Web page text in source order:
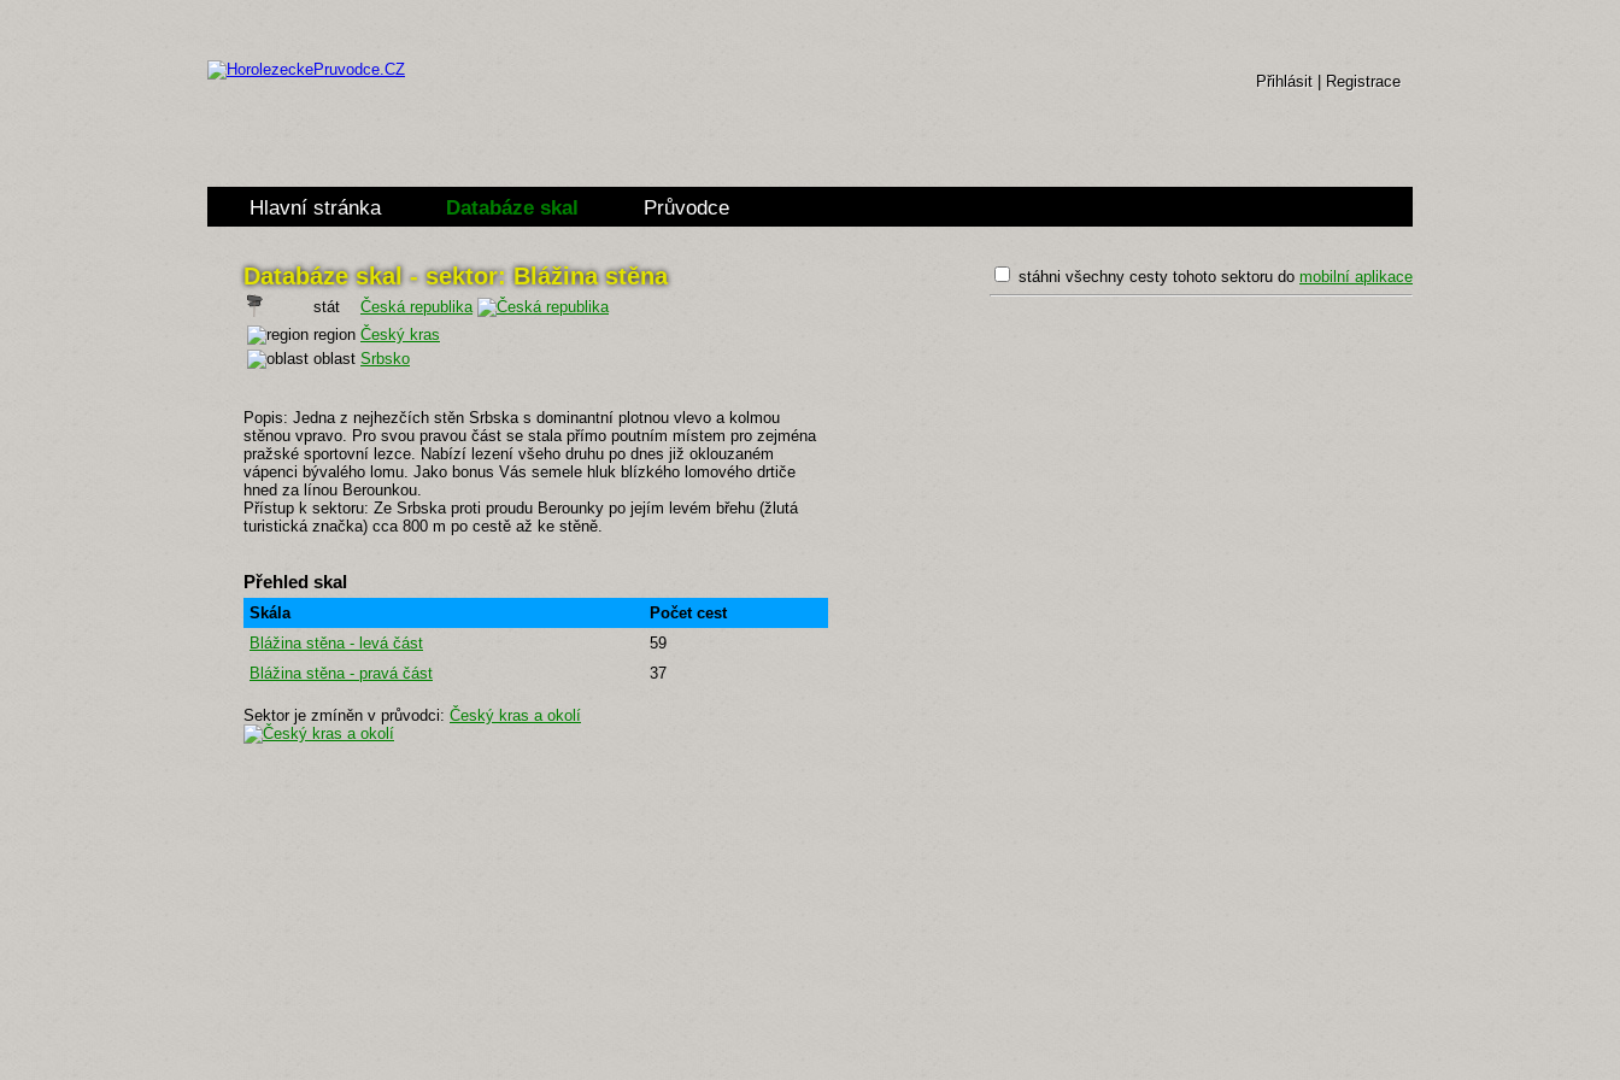
Přihlásit Registrace
Hlavní stránka Databáze skal Průvodce
stáhni všechny cesty tohoto sektoru do mobilní aplikace
Databáze skal - sektor: Blážina stěna
stát
Česká republika
region Český kras
oblast Srbsko
Popis: Jedna z nejhezčích stěn Srbska s dominantní plotnou vlevo a kolmou
stěnou vpravo. Pro svou pravou část se stala přímo poutním místem pro zejména
pražské sportovní lezce. Nabízí lezení všeho druhu po dnes již oklouzaném
vápenci bývalého lomu. Jako bonus Vás semele hluk blízkého lomového drtiče
hned za línou Berounkou.
Přístup k sektoru: Ze Srbska proti proudu Berounky po jejím levém břehu (žlutá
turistická značka) cca 800 m po cestě až ke stěně.
Přehled skal
Skála
Počet cest
Blážina stěna - levá část
59
Blážina stěna - pravá část
37
Sektor je zmíněn v průvodci: Český kras a okolí